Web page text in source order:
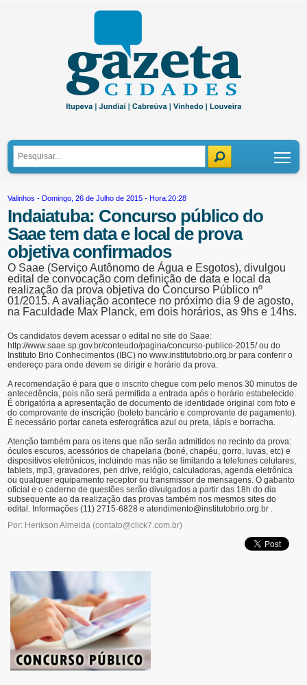
Valinhos - Domingo, 26 de Julho de 2015 - Hora:20:28
Indaiatuba: Concurso público do
Saae tem data e local de prova
objetiva confirmados
O Saae (Serviço Autônomo de Água e Esgotos), divulgou
edital de convocação com definição de data e local da
realização da prova objetiva do Concurso Público nº
01/2015. A avaliação acontece no próximo dia 9 de agosto,
na Faculdade Max Planck, em dois horários, as 9hs e 14hs.
Os candidatos devem acessar o edital no site do Saae:
http://www.saae.sp.gov.br/conteudo/pagina/concurso-publico-2015/ ou do
Instituto Brio Conhecimentos (IBC) no www.institutobrio.org.br para conferir o
endereço para onde devem se dirigir e horário da prova.
A recomendação é para que o inscrito chegue com pelo menos 30 minutos de
antecedência, pois não será permitida a entrada após o horário estabelecido.
É obrigatória a apresentação de documento de identidade original com foto e
do comprovante de inscrição (boleto bancário e comprovante de pagamento).
É necessário portar caneta esferográfica azul ou preta, lápis e borracha.
Atenção também para os itens que não serão admitidos no recinto da prova:
óculos escuros, acessórios de chapelaria (boné, chapéu, gorro, luvas, etc) e
dispositivos eletrônicos, incluindo mas não se limitando a telefones celulares,
tablets, mp3, gravadores, pen drive, relógio, calculadoras, agenda eletrônica
ou qualquer equipamento receptor ou transmissor de mensagens. O gabarito
oficial e o caderno de questões serão divulgados a partir das 18h do dia
subsequente ao da realização das provas também nos mesmos sites do
edital. Informações (11) 2715-6828 e atendimento@institutobrio.org.br .
Por: Herikson Almeida (contato@click7.com.br)